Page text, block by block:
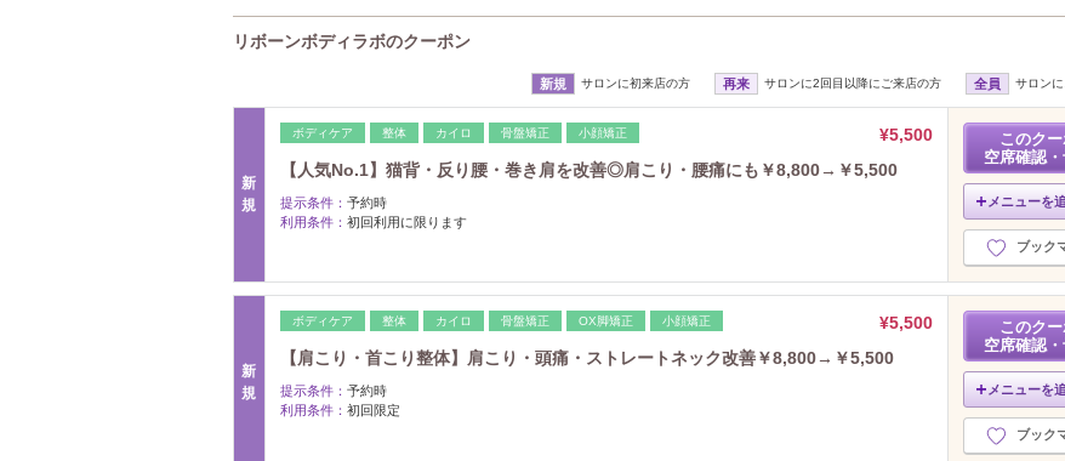
2025年9月分 （4）
2025年7月分（4）
2025年6月分（3）
2025年5月分 （5）
2025年4月分（5）
2025年3月分 （4）
2025年2月分（8）
2025年1月分（6）
2024年12月分（6
2024年11月分
2024年10月分（4
2024年9月分（5）
2024年8月分（5）
リボーンボディラボのクーポン
新規 サロンに初来店の方 再来 サロンに2回目以降にご来店の方 全員 サロン
新
規
ボディケア 整体 カイロ 骨盤矯正 小顔矯正
¥5,500
【人気No.1】猫背・反り腰・巻き肩を改善◎肩こり・腰痛にも￥8,800→￥5,500
提示条件： 予約時
利用条件： 初回利用に限ります
このク
空席確認
メニューを
ブック
新
規
ボディケア 整体 カイロ 骨盤矯正 OX脚矯正 小顔矯正
¥5,500
【肩こり・首こり整体】肩こり・頭痛・ストレートネック改善￥8,800→￥5,500
提示条件： 予約時
利用条件： 初回限定
このク
空席確認
メニューを
ブック